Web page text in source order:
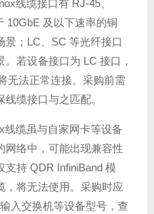
线缆接口有 RJ-45、
10GbE 及以下速率的铜
景；LC、SC 等光纤接口
若设备接口为 LC 接口，
无法正常连接。采购前需
缆接口与之匹配。
线缆虽与自家网卡等设备
网络中，可能出现兼容性
支持 QDR InfiniBand 模
，将无法使用。采购时应
入交换机等设备型号，查